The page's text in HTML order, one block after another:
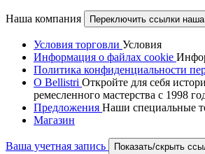
Наша компания Переключить ссылки
Условия торговли Условия
Информация о файлах cookie
Политика конфиденциальности
О Bellistri Откройте для себя
ремесленного мастерства с 1998
Предложения Наши специальные
Магазин
Ваша учетная запись Показать/скрыть